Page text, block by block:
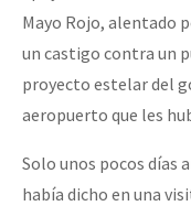
Mayo Rojo, alentado
un castigo contra un
proyecto estelar del
aeropuerto que les
Solo unos pocos días
había dicho en una